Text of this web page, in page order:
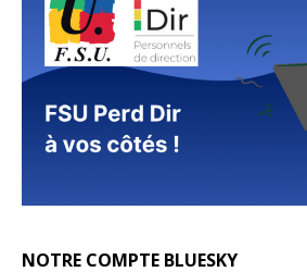
NOTRE COMPTE BLUESKY